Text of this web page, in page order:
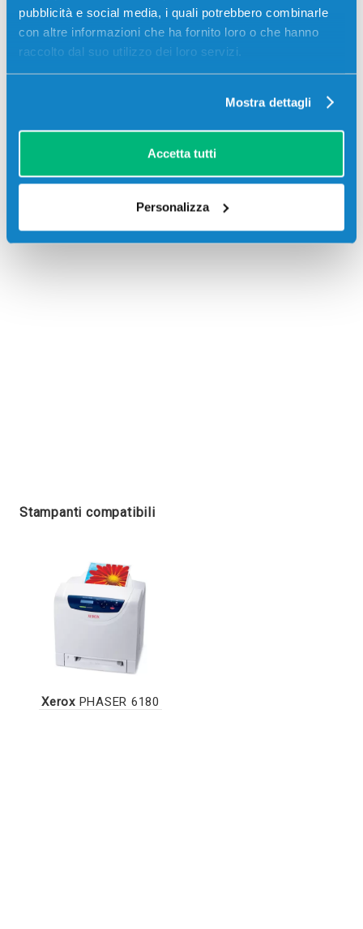
pubblicità e social media, i quali potrebbero combinarle
con altre informazioni che ha fornito loro o che hanno
raccolto dal suo utilizzo dei loro servizi.
Mostra dettagli
Accetta tutti
Personalizza
Toner originale Xerox 113R00719 CIANO 2000
pagine per Stampanti: Xerox PHASER 6180
Stampanti compatibili
XeroxPHASER 6180